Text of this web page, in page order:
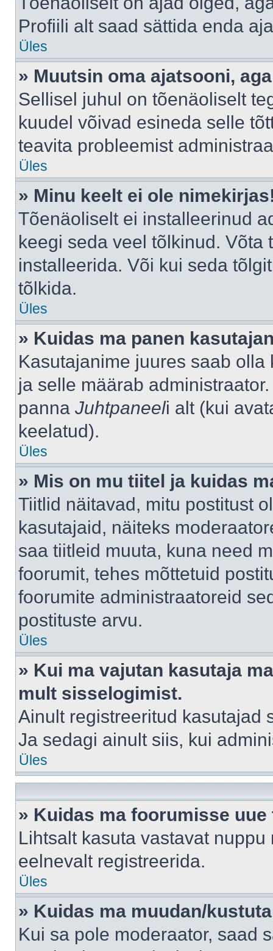
Profiili alt saad sättida enda
Üles
» Muutsin oma ajatsooni,
Sellisel juhul on tõenäoliselt
kuudel võivad esineda selle
teavita probleemist
Üles
» Minu keelt ei ole
Tõenäoliselt ei installeerinud
keegi seda veel tõlkinud.
installeerida. Või kui seda
tõlkida.
Üles
» Kuidas ma panen
Kasutajanime juures saab
ja selle määrab
panna Juhtpaneeli alt (kui
keelatud).
Üles
» Mis on mu tiitel ja kuidas
Tiitlid näitavad, mitu postitust
kasutajaid, näiteks
saa tiitleid muuta, kuna need
foorumit, tehes mõttetuid
foorumite administraatoreid
postituste arvu.
Üles
» Kui ma vajutan kasutaja
mult sisselogimist.
Ainult registreeritud kasutajad
Ja sedagi ainult siis, kui
Üles
» Kuidas ma foorumisse uue
Lihtsalt kasuta vastavat
eelnevalt registreerida.
Üles
» Kuidas ma muudan/
Kui sa pole moderaator, saad